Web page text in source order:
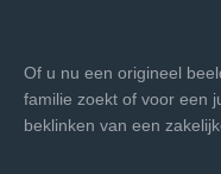
Of u nu een origineel
familie zoekt of voor een
beklinken van een